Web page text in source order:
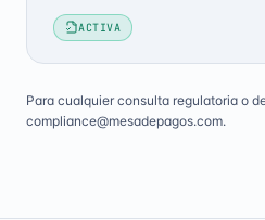
ACTIVA
Para cualquier consulta regulatoria o
compliance@mesadepagos.com.